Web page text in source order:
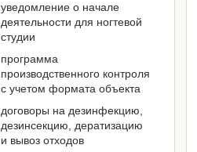
уведомление о начале
деятельности для ногтевой
студии
программа
производственного контроля
с учетом формата объекта
договоры на дезинфекцию,
дезинсекцию, дератизацию
и вывоз отходов